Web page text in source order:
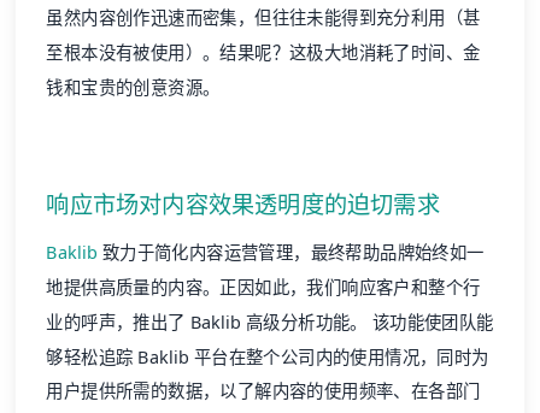
虽然内容创作迅速而密集，但往往未能得到充分利用（甚
至根本没有被使用）。结果呢？这极大地消耗了时间、金
钱和宝贵的创意资源。
响应市场对内容效果透明度的迫切需求
Baklib 致力于简化内容运营管理，最终帮助品牌始终如一
地提供高质量的内容。正因如此，我们响应客户和整个行
业的呼声，推出了 Baklib 高级分析功能。 该功能使团队能
够轻松追踪 Baklib 平台在整个公司内的使用情况，同时为
用户提供所需的数据，以了解内容的使用频率、在各部门